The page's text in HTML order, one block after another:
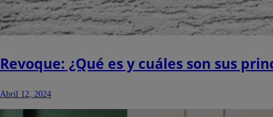
Revoque: ¿Qué es y cuáles son sus
Abril 12, 2024